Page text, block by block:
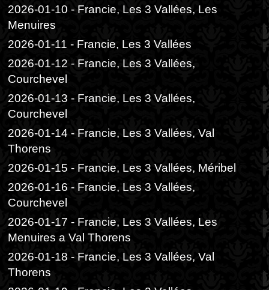
2026-01-10 - Francie, Les 3 Vallées, Les
Menuires
2026-01-11 - Francie, Les 3 Vallées
2026-01-12 - Francie, Les 3 Vallées,
Courchevel
2026-01-13 - Francie, Les 3 Vallées,
Courchevel
2026-01-14 - Francie, Les 3 Vallées, Val
Thorens
2026-01-15 - Francie, Les 3 Vallées, Méribel
2026-01-16 - Francie, Les 3 Vallées,
Courchevel
2026-01-17 - Francie, Les 3 Vallées, Les
Menuires a Val Thorens
2026-01-18 - Francie, Les 3 Vallées, Val
Thorens